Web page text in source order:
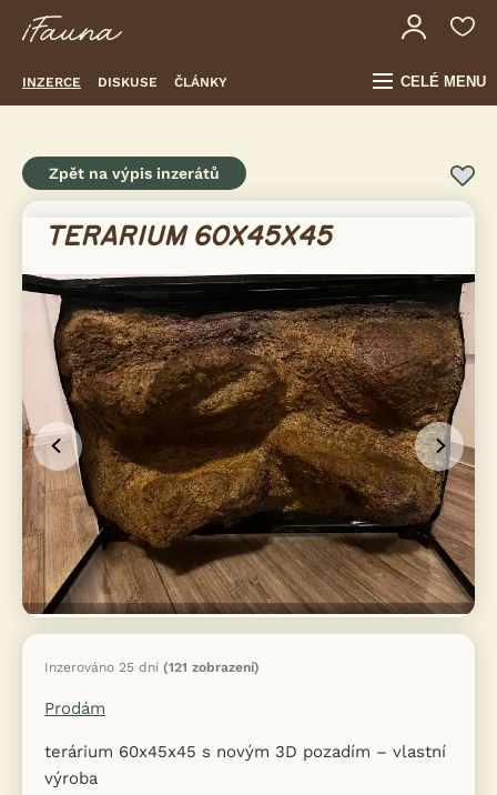
INZERCE DISKUSE ČLÁNKY CELÉ MENU
Zpět na výpis inzerátů
Inzerováno 25 dní (121 zobrazení)
Prodám
terárium 60x45x45 s novým 3D pozadím – vlastní
výroba
TERARIUM 60X45X45